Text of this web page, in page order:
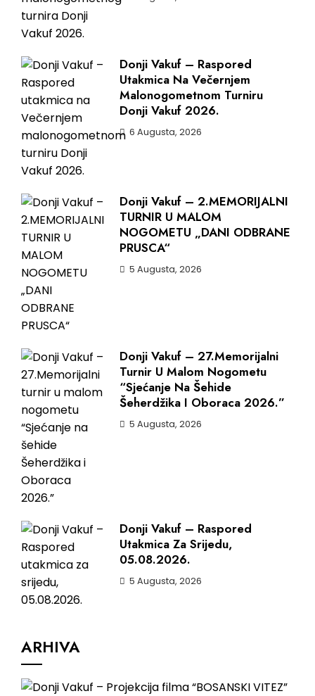
Donji Vakuf – Raspored
Utakmica Na Večernjem
Malonogometnom Turniru
Donji Vakuf 2026.
6 Augusta, 2026
Donji Vakuf – 2.MEMORIJALNI
TURNIR U MALOM
NOGOMETU „DANI ODBRANE
PRUSCA“
5 Augusta, 2026
Donji Vakuf – 27.Memorijalni
Turnir U Malom Nogometu
“Sjećanje Na Šehide
Šeherdžika I Oboraca 2026.”
5 Augusta, 2026
Donji Vakuf – Raspored
Utakmica Za Srijedu,
05.08.2026.
5 Augusta, 2026
ARHIVA